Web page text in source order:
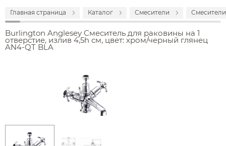
Главная страница Каталог Смесители
Burlington Anglesey Смеситель для раковины на 1
отверстие, излив 4,5h см, цвет: хром/черный глянец
AN4-QT BLA